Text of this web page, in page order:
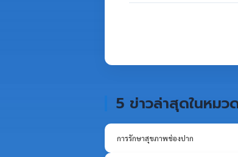
5 ข่าวล่าสุดในหมว
การรักษาสุขภาพช่องปาก